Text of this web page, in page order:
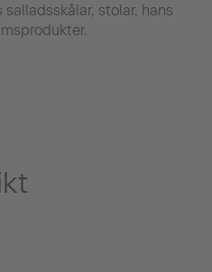
stolar, hans